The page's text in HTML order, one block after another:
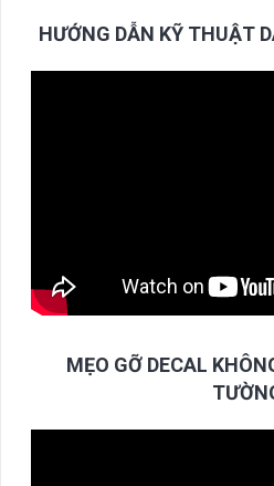
HƯỚNG DẪN KỸ THUẬT
MẸO GỠ DECAL